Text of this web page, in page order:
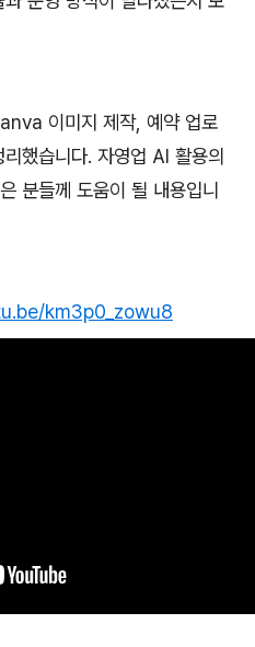
이미지 제작, 예약 업로
했습니다. 자영업 AI 활용의
분들께 도움이 될 내용입니
km3p0_zowu8